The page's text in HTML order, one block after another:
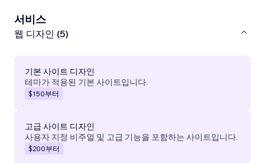
서비스
웹 디자인 (5)
기본 사이트 디자인
테마가 적용된 기본 사이트입니다.
$150부터
고급 사이트 디자인
사용자 지정 비주얼 및 고급 기능을 포함하는 사이트입니다.
$200부터